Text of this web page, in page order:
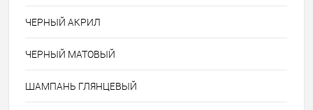
ЧЕРНЫЙ АКРИЛ
ЧЕРНЫЙ МАТОВЫЙ
ШАМПАНЬ ГЛЯНЦЕВЫЙ